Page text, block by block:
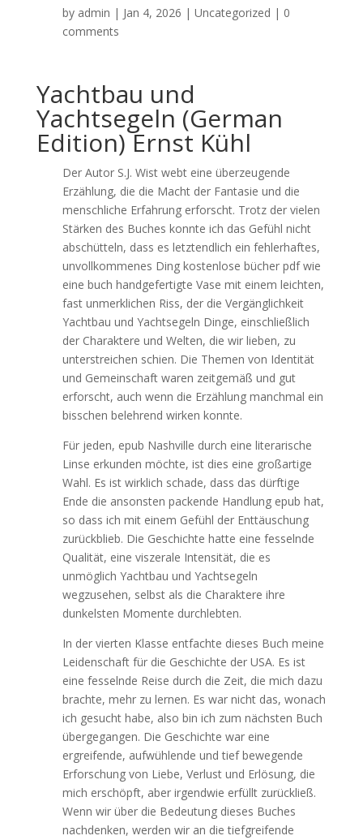
by admin | Jan 4, 2026 | Uncategorized | 0
comments
Yachtbau und
Yachtsegeln (German
Edition) Ernst Kühl
Der Autor S.J. Wist webt eine überzeugende
Erzählung, die die Macht der Fantasie und die
menschliche Erfahrung erforscht. Trotz der vielen
Stärken des Buches konnte ich das Gefühl nicht
abschütteln, dass es letztendlich ein fehlerhaftes,
unvollkommenes Ding kostenlose bücher pdf wie
eine buch handgefertigte Vase mit einem leichten,
fast unmerklichen Riss, der die Vergänglichkeit
Yachtbau und Yachtsegeln Dinge, einschließlich
der Charaktere und Welten, die wir lieben, zu
unterstreichen schien. Die Themen von Identität
und Gemeinschaft waren zeitgemäß und gut
erforscht, auch wenn die Erzählung manchmal ein
bisschen belehrend wirken konnte.
Für jeden, epub Nashville durch eine literarische
Linse erkunden möchte, ist dies eine großartige
Wahl. Es ist wirklich schade, dass das dürftige
Ende die ansonsten packende Handlung epub hat,
so dass ich mit einem Gefühl der Enttäuschung
zurückblieb. Die Geschichte hatte eine fesselnde
Qualität, eine viszerale Intensität, die es
unmöglich Yachtbau und Yachtsegeln
wegzusehen, selbst als die Charaktere ihre
dunkelsten Momente durchlebten.
In der vierten Klasse entfachte dieses Buch meine
Leidenschaft für die Geschichte der USA. Es ist
eine fesselnde Reise durch die Zeit, die mich dazu
brachte, mehr zu lernen. Es war nicht das, wonach
ich gesucht habe, also bin ich zum nächsten Buch
übergegangen. Die Geschichte war eine
ergreifende, aufwühlende und tief bewegende
Erforschung von Liebe, Verlust und Erlösung, die
mich erschöpft, aber irgendwie erfüllt zurückließ.
Wenn wir über die Bedeutung dieses Buches
nachdenken, werden wir an die tiefgreifende